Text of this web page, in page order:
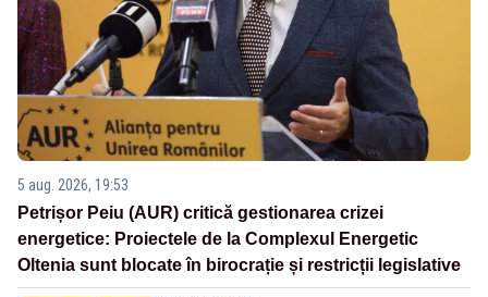
5 aug. 2026, 19:53
Petrișor Peiu (AUR) critică gestionarea crizei
energetice: Proiectele de la Complexul Energetic
Oltenia sunt blocate în birocrație și restricții legislative